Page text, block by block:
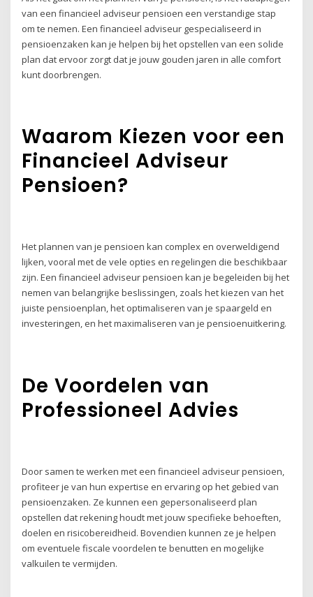
van een financieel adviseur pensioen een verstandige stap
om te nemen. Een financieel adviseur gespecialiseerd in
pensioenzaken kan je helpen bij het opstellen van een solide
plan dat ervoor zorgt dat je jouw gouden jaren in alle comfort
kunt doorbrengen.
Waarom Kiezen voor een
Financieel Adviseur
Pensioen?
Het plannen van je pensioen kan complex en overweldigend
lijken, vooral met de vele opties en regelingen die beschikbaar
zijn. Een financieel adviseur pensioen kan je begeleiden bij het
nemen van belangrijke beslissingen, zoals het kiezen van het
juiste pensioenplan, het optimaliseren van je spaargeld en
investeringen, en het maximaliseren van je pensioenuitkering.
De Voordelen van
Professioneel Advies
Door samen te werken met een financieel adviseur pensioen,
profiteer je van hun expertise en ervaring op het gebied van
pensioenzaken. Ze kunnen een gepersonaliseerd plan
opstellen dat rekening houdt met jouw specifieke behoeften,
doelen en risicobereidheid. Bovendien kunnen ze je helpen
om eventuele fiscale voordelen te benutten en mogelijke
valkuilen te vermijden.